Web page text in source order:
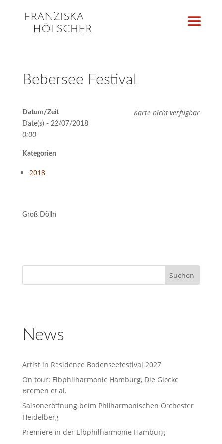
Bebersee Festival
Karte nicht verfügbar
Datum/Zeit
Date(s) - 22/07/2018
0:00
Kategorien
2018
Groß Dölln
News
Artist in Residence Bodenseefestival 2027
On tour: Elbphilharmonie Hamburg, Die Glocke
Bremen et al.
Saisoneröffnung beim Philharmonischen Orchester
Heidelberg
Premiere in der Elbphilharmonie Hamburg